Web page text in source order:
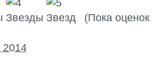
(Пока оценок
2014